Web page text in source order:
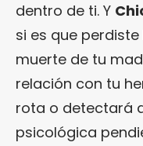
dentro de ti. Y
si es que
muerte de tu
relación con tu
rota o detectará
psicológica